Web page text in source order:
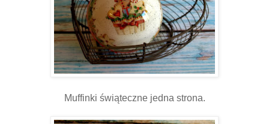
Muffinki świąteczne jedna strona.